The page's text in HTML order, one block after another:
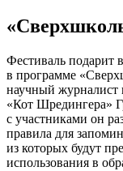
Фестиваль подарит
в программе
научный журналист
«Кот Шредингера»
с участниками он
правила для
из которых будут
использования в